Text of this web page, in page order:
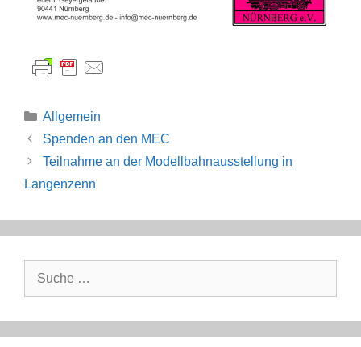
Kategorien
Allgemein
Spenden an den MEC
Teilnahme an der Modellbahnausstellung in
Langenzenn
nach: